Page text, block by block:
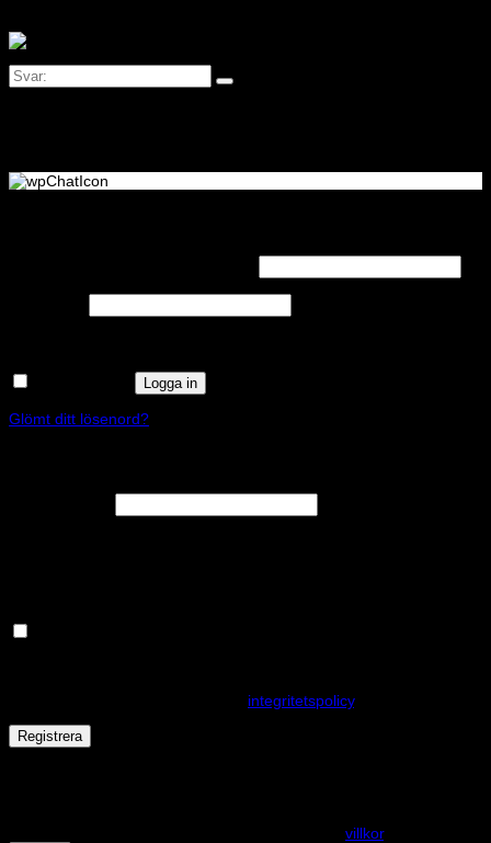
Logga in
Glömt ditt lösenord?
integritetspolicy.
Registrera
villkor.